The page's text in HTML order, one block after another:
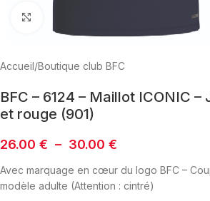
Accueil/Boutique club BFC
BFC – 6124 – Maillot ICONIC –
et rouge (901)
26.00 € – 30.00 €
Avec marquage en cœur du logo BFC –
modèle adulte (Attention : cintré)